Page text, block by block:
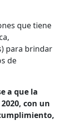
que tiene
para brindar
de
a que la
con un